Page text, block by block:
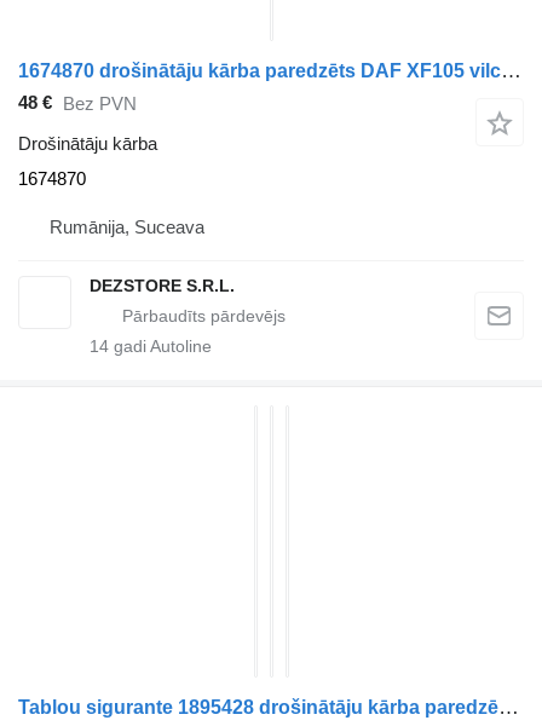
1674870 drošinātāju kārba paredzēts DAF XF105 vilcēja
48 €
Bez PVN
Drošinātāju kārba
1674870
Rumānija, Suceava
DEZSTORE S.R.L.
14 gadi Autoline
Tablou sigurante 1895428 drošinātāju kārba paredzēts DAF XF105 vilcēja